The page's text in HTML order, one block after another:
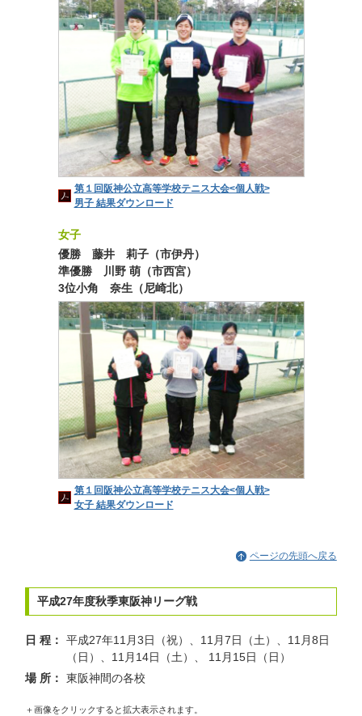
第１回阪神公立高等学校テニス大会<個人戦>
男子 結果ダウンロード
女子
優勝 藤井 莉子（市伊丹）
準優勝 川野 萌（市西宮）
3位小角 奈生（尼崎北）
第１回阪神公立高等学校テニス大会<個人戦>
女子 結果ダウンロード
ページの先頭へ戻る
平成27年度秋季東阪神リーグ戦
日 程：
平成27年11月3日（祝）、11月7日（土）、11月8日
（日）、11月14日（土）、 11月15日（日）
場 所：
東阪神間の各校
＋画像をクリックすると拡大表示されます。